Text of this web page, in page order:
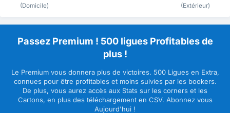
(Domicile)
(Extérieur)
Passez Premium ! 500 ligues Profitables de
plus !
Le Premium vous donnera plus de victoires. 500 Ligues en Extra,
connues pour être profitables et moins suivies par les bookers.
De plus, vous aurez accès aux Stats sur les corners et les
Cartons, en plus des téléchargement en CSV. Abonnez vous
Aujourd'hui !